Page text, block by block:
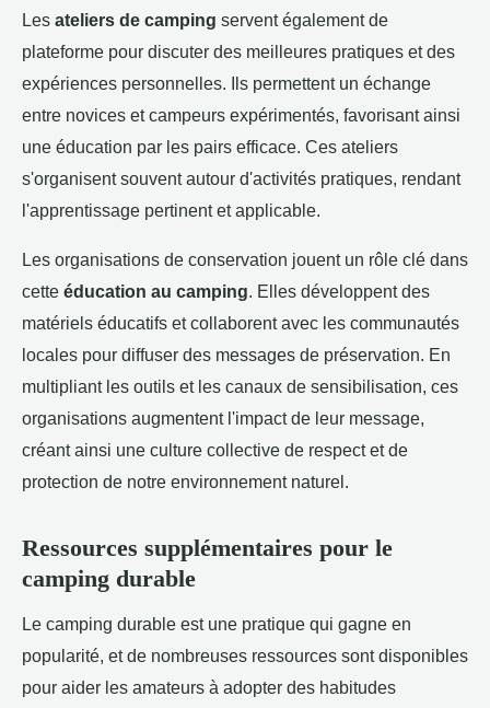
Les ateliers de camping servent également de
plateforme pour discuter des meilleures pratiques et des
expériences personnelles. Ils permettent un échange
entre novices et campeurs expérimentés, favorisant ainsi
une éducation par les pairs efficace. Ces ateliers
s'organisent souvent autour d'activités pratiques, rendant
l'apprentissage pertinent et applicable.
Les organisations de conservation jouent un rôle clé dans
cette éducation au camping. Elles développent des
matériels éducatifs et collaborent avec les communautés
locales pour diffuser des messages de préservation. En
multipliant les outils et les canaux de sensibilisation, ces
organisations augmentent l'impact de leur message,
créant ainsi une culture collective de respect et de
protection de notre environnement naturel.
Ressources supplémentaires pour le
camping durable
Le camping durable est une pratique qui gagne en
popularité, et de nombreuses ressources sont disponibles
pour aider les amateurs à adopter des habitudes